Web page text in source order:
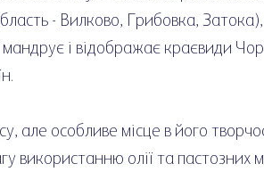
- Вилково, Грибовка, Затока),
і відображає краєвиди
але особливе місце в його
використанню олії та пастозних